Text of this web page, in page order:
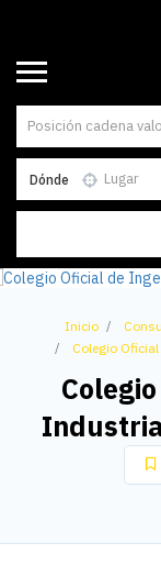
Dónde
Inicio
Colegio